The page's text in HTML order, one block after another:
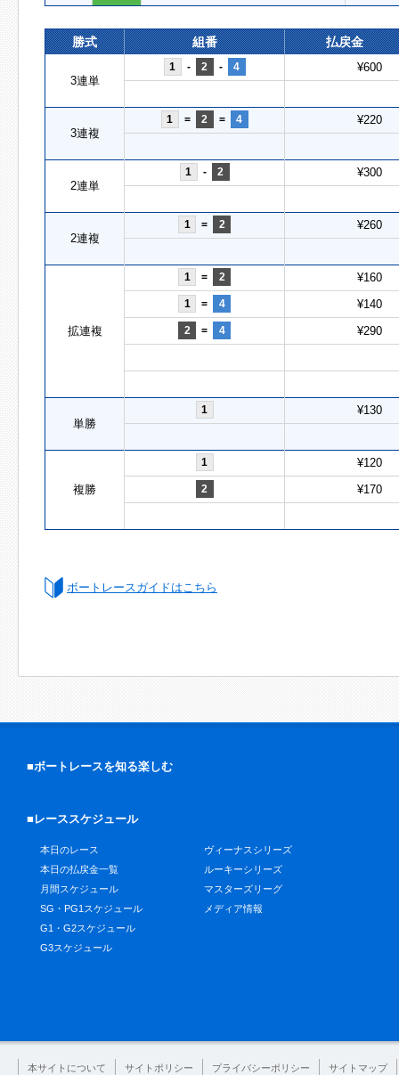
勝式 組番 払戻金
3連単
1 - 2 - 4 ¥600
3連複
1 = 2 = 4 ¥220
2連単
1 - 2 ¥300
2連複
1 = 2 ¥260
拡連複
1 = 2 ¥160
1 = 4 ¥140
2 = 4 ¥290
単勝
1 ¥130
複勝
1 ¥120
2 ¥170
ボートレースガイドはこちら
■ボートレースを知る楽しむ
■レーススケジュール
本日のレース
本日の払戻金一覧
月間スケジュール
SG・PG1スケジュール
G1・G2スケジュール
G3スケジュール
ヴィーナスシリーズ
ルーキーシリーズ
マスターズリーグ
メディア情報
本サイトについて サイトポリシー プライバシーポリシー サイトマップ